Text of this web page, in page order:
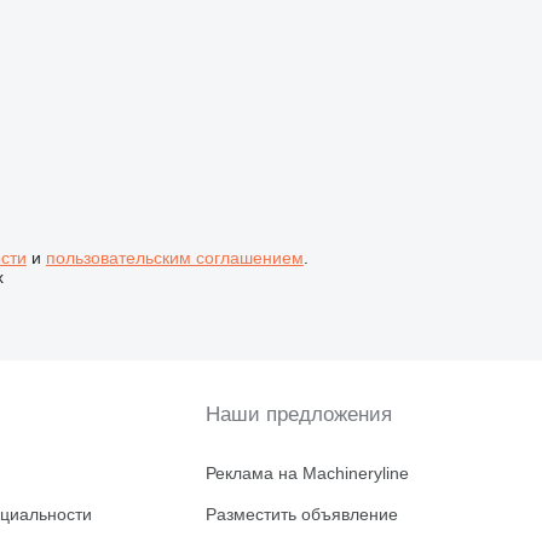
и пользовательским соглашением
Наши предложения
Реклама на Machineryline
Разместить объявление